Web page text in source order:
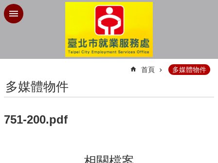
跳到主要內容區塊
首頁 多媒體物件
多媒體物件
751-200.pdf